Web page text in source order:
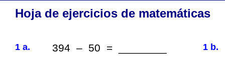
Hoja de ejercicios de matemáticas
1 a. 394 – 50 = ________ 1 b.